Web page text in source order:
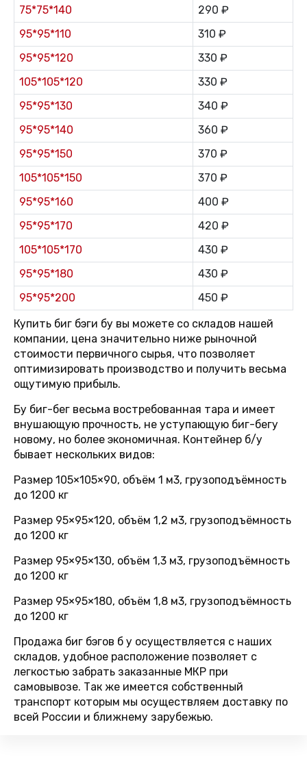
75*75*140
290 ₽
95*95*110
310 ₽
95*95*120
330 ₽
105*105*120
330 ₽
95*95*130
340 ₽
95*95*140
360 ₽
95*95*150
370 ₽
105*105*150
370 ₽
95*95*160
400 ₽
95*95*170
420 ₽
105*105*170
430 ₽
95*95*180
430 ₽
95*95*200
450 ₽
Купить биг бэги бу вы можете со складов нашей
компании, цена значительно ниже рыночной
стоимости первичного сырья, что позволяет
оптимизировать производство и получить весьма
ощутимую прибыль.
Бу биг-бег весьма востребованная тара и имеет
внушающую прочность, не уступающую биг-бегу
новому, но более экономичная. Контейнер б/у
бывает нескольких видов:
Размер 105×105×90, объём 1 м3, грузоподъёмность
до 1200 кг
Размер 95×95×120, объём 1,2 м3, грузоподъёмность
до 1200 кг
Размер 95×95×130, объём 1,3 м3, грузоподъёмность
до 1200 кг
Размер 95×95×180, объём 1,8 м3, грузоподъёмность
до 1200 кг
Продажа биг бэгов б у осуществляется с наших
складов, удобное расположение позволяет с
легкостью забрать заказанные МКР при
самовывозе. Так же имеется собственный
транспорт которым мы осуществляем доставку по
всей России и ближнему зарубежью.